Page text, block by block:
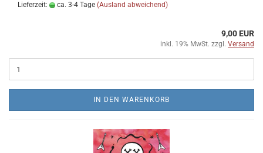
Lieferzeit: ca. 3-4 Tage (Ausland abweichend)
9,00 EUR
inkl. 19% MwSt. zzgl. Versand
IN DEN WARENKORB